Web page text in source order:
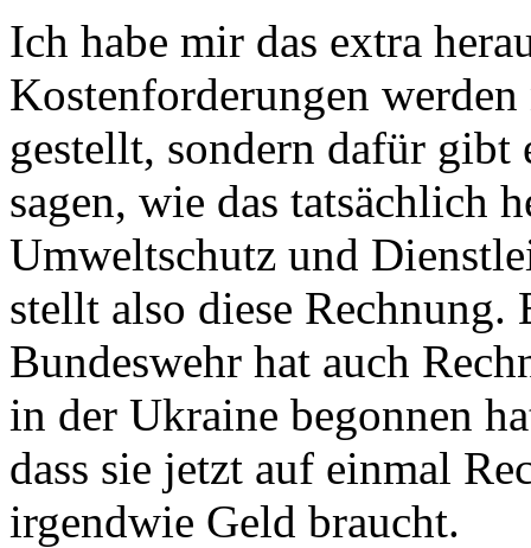
Ich habe mir das extra
Kostenforderungen
gestellt, sondern dafür
sagen, wie das tatsächlich
Umweltschutz und
stellt also diese
Bundeswehr hat auch
in der Ukraine begonnen
dass sie jetzt auf einmal
irgendwie Geld braucht.